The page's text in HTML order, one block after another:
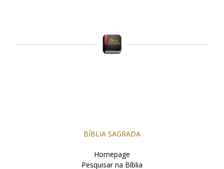
BÍBLIA SAGRADA
Homepage
Pesquisar na Bíblia